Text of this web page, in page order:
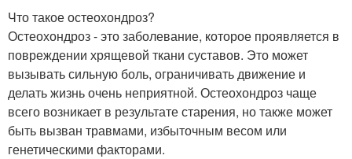
Что такое остеохондроз?
Остеохондроз - это заболевание, которое проявляется в
повреждении хрящевой ткани суставов. Это может
вызывать сильную боль, ограничивать движение и
делать жизнь очень неприятной. Остеохондроз чаще
всего возникает в результате старения, но также может
быть вызван травмами, избыточным весом или
генетическими факторами.